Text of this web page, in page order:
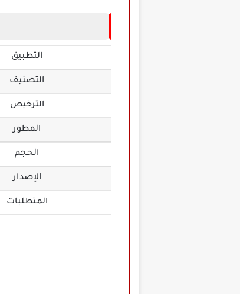
التطبيق
التصنيف
الترخيص
المطور
الحجم
الإصدار
المتطلبات